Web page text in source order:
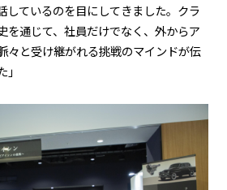
しているのを目にしてきました。クラ
を通じて、社員だけでなく、外からア
々と受け継がれる挑戦のマインドが伝